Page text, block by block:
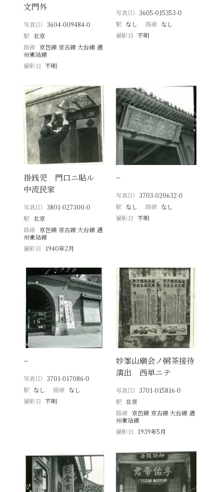
文門外
写真ID 3604-009484-0
駅 北京
路線 京包線 京古線 大台線 通
州東站線
撮影日
不明
写真ID 3605-015353-0
駅 なし 路線 なし
撮影日 不明
掛銭児 門口ニ貼ル
中流民家
写真ID 3801-027300-0
駅 北京
路線 京包線 京古線 大台線 通
州東站線
撮影日
1940年2月
−
写真ID 3703-020632-0
駅 なし 路線 なし
撮影日 不明
−
写真ID 3701-017086-0
駅 なし 路線 なし
撮影日
不明
妙峯山廟会ノ粥茶接待
演出 西単ニテ
写真ID 3701-015816-0
駅 北京
路線 京包線 京古線 大台線 通
州東站線
撮影日
1939年5月